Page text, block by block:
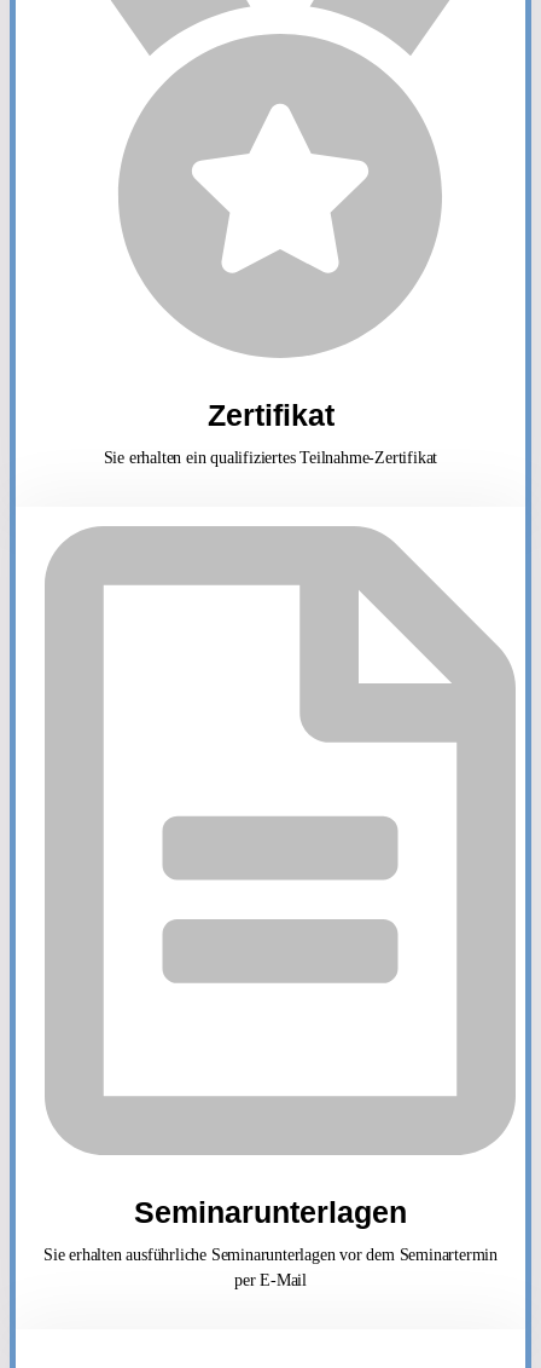
Zertifikat
Sie erhalten ein qualifiziertes Teilnahme-Zertifikat
Seminarunterlagen
Sie erhalten ausführliche Seminarunterlagen vor dem Seminartermin
per E-Mail